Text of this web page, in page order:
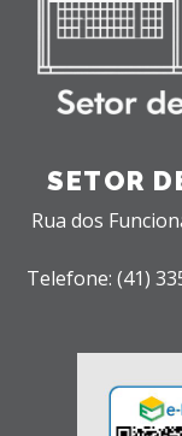
SETOR
Rua dos
Telefone: (41)